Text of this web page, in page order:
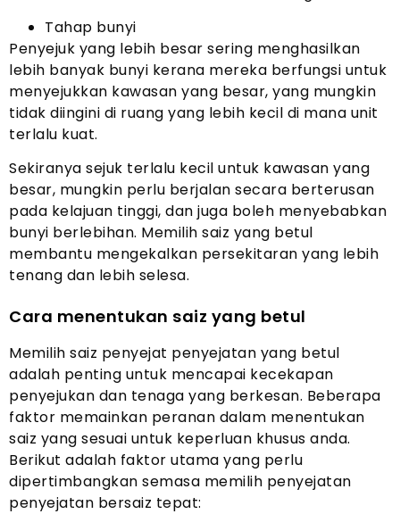
Tahap bunyi
Penyejuk yang lebih besar sering menghasilkan
lebih banyak bunyi kerana mereka berfungsi untuk
menyejukkan kawasan yang besar, yang mungkin
tidak diingini di ruang yang lebih kecil di mana unit
terlalu kuat.
Sekiranya sejuk terlalu kecil untuk kawasan yang
besar, mungkin perlu berjalan secara berterusan
pada kelajuan tinggi, dan juga boleh menyebabkan
bunyi berlebihan. Memilih saiz yang betul
membantu mengekalkan persekitaran yang lebih
tenang dan lebih selesa.
Cara menentukan saiz yang betul
Memilih saiz penyejat penyejatan yang betul
adalah penting untuk mencapai kecekapan
penyejukan dan tenaga yang berkesan. Beberapa
faktor memainkan peranan dalam menentukan
saiz yang sesuai untuk keperluan khusus anda.
Berikut adalah faktor utama yang perlu
dipertimbangkan semasa memilih penyejatan
penyejatan bersaiz tepat: